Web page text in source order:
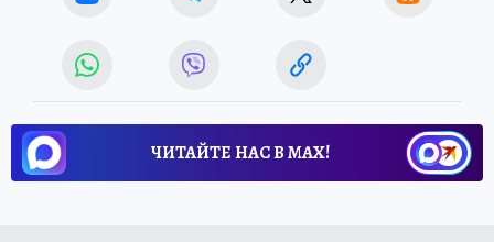
ЧИТАЙТЕ НАС В МАХ!